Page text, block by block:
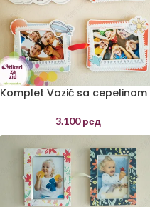
Komplet Vozić sa cepelinom
3.100рсд